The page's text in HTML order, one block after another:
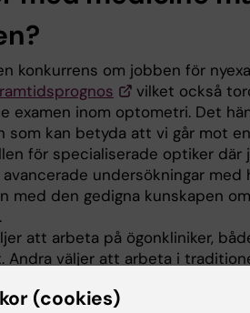
konkurrens om jobben för
vilket också
examen inom optometri. Det
som kan betyda att vi går mot
för specialiserade optiker
avancerade undersökningar med
med den gedigna kunskapen
att arbeta på ögonkliniker,
Andra väljer att arbeta i
(cookies)